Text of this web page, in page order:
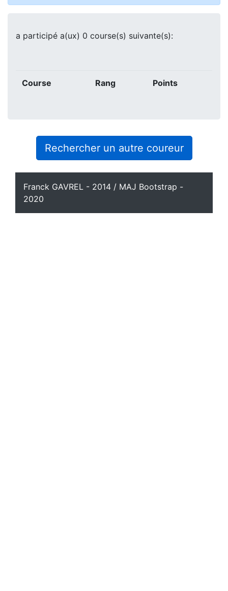
a participé a(ux) 0 course(s) suivante(s):
Course Rang Points
Rechercher un autre coureur
Franck GAVREL - 2014 / MAJ Bootstrap -
2020